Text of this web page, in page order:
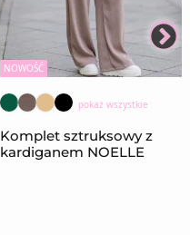
NOWOŚĆ
pokaż wszystkie
Komplet sztruksowy z
kardiganem NOELLE